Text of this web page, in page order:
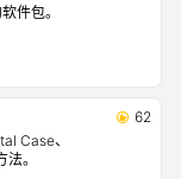
件包。
62
Case、
。